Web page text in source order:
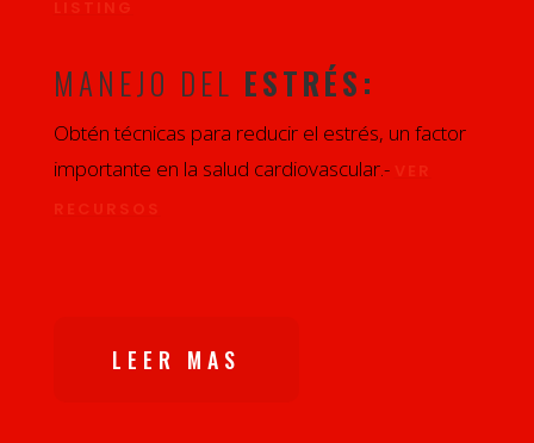
MANEJO DEL ESTRÉS:
Obtén técnicas para reducir el estrés, un factor
importante en la salud cardiovascular.- VER
RECURSOS
LEER MAS